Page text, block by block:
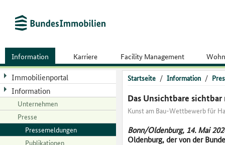
Information Karriere Facility Management
Immobilienportal
Information
Unternehmen
Presse
Pressemeldungen
Publikationen
Startseite / Information /
Das Unsichtbare sichtbar
Kunst am Bau-Wettbewerb für
Bonn/Oldenburg, 14. Mai
Oldenburg, der von der